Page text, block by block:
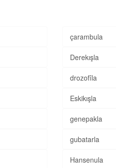
çarambula
Derekışla
drozofîla
Eskikışla
genepakla
gubatarla
Hansenula